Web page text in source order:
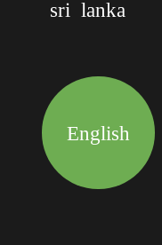
sri lanka
English